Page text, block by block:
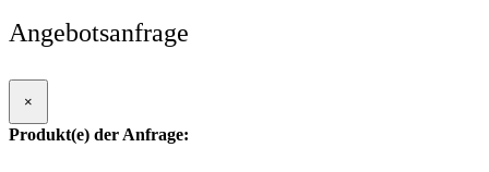
Angebotsanfrage
×
Produkt(e) der Anfrage: